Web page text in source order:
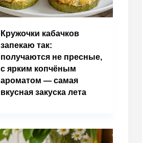
Кружочки кабачков
запекаю так:
получаются не пресные,
с ярким копчёным
ароматом — самая
вкусная закуска лета